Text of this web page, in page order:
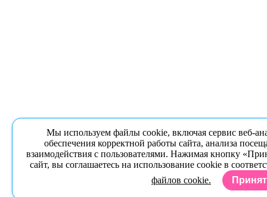
Мы используем файлы cookie, включая сервис веб-
обеспечения корректной работы сайта, анализа
взаимодействия с пользователями. Нажимая кнопку
сайт, вы соглашаетесь на использование cookie в
файлов cookie.